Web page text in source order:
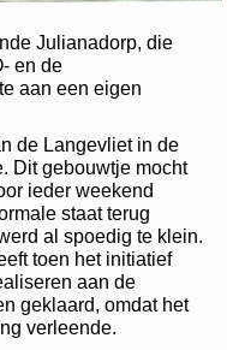
Julianadorp, die
en de
aan een eigen
de Langevliet in de
Dit gebouwtje mocht
ieder weekend
staat terug
al spoedig te klein.
toen het initiatief
aan de
geklaard, omdat het
verleende.